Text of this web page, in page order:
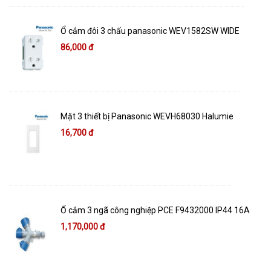
Ổ cắm đôi 3 chấu panasonic WEV1582SW WIDE
86,000 đ
Mặt 3 thiết bị Panasonic WEVH68030 Halumie
16,700 đ
Ổ cắm 3 ngã công nghiệp PCE F9432000 IP44 16A
1,170,000 đ